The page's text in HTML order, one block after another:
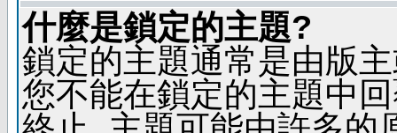
什麼是鎖定的主題?
鎖定的主題通常是由版
您不能在鎖定的主題中